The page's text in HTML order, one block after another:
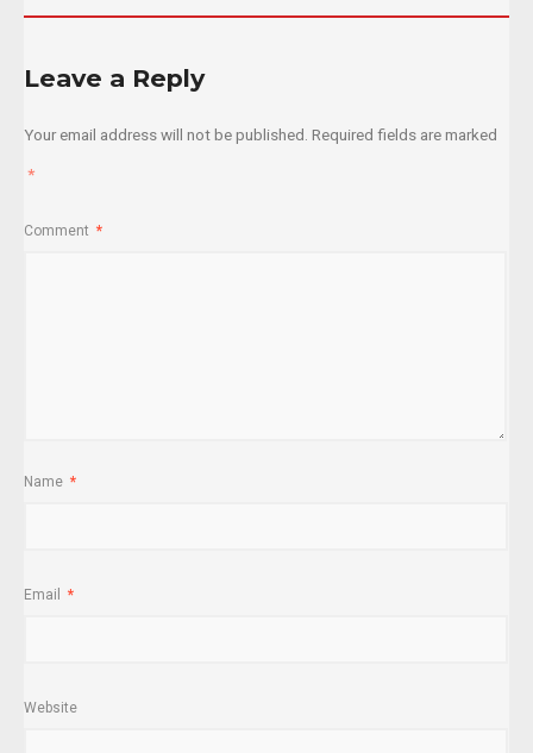
Leave a Reply
Your email address will not be published. Required fields are marked
*
Comment *
Name *
Email *
Website